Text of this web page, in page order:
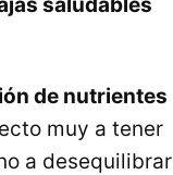
de nutrientes
muy a tener
a desequilibrar